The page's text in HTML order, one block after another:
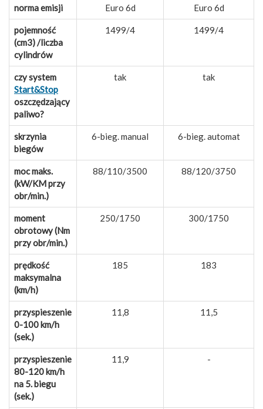
norma emisji Euro 6d Euro 6d
pojemność
(cm3) /liczba
cylindrów
1499/4 1499/4
czy system
Start&Stop
oszczędzający
paliwo?
tak tak
skrzynia
biegów
6-bieg. manual 6-bieg. automat
moc maks.
(kW/KM przy
obr/min.)
88/110/3500 88/120/3750
moment
obrotowy (Nm
przy obr/min.)
250/1750 300/1750
prędkość
maksymalna
(km/h)
185 183
przyspieszenie
0-100 km/h
(sek.)
11,8 11,5
przyspieszenie
80-120 km/h
na 5. biegu
(sek.)
11,9 -